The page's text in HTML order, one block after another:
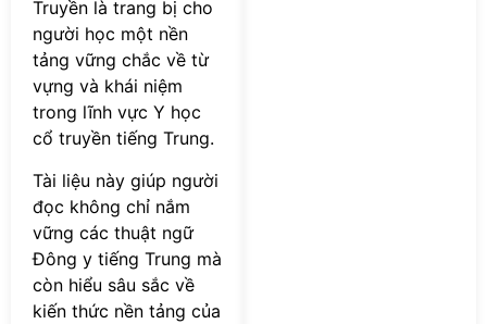
Truyền là trang bị cho
người học một nền
tảng vững chắc về từ
vựng và khái niệm
trong lĩnh vực Y học
cổ truyền tiếng Trung.
Tài liệu này giúp người
đọc không chỉ nắm
vững các thuật ngữ
Đông y tiếng Trung mà
còn hiểu sâu sắc về
kiến thức nền tảng của